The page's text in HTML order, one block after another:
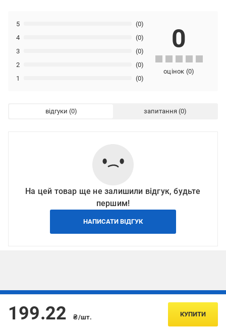
1 (0)
2 (0)
3 (0)
4 (0)
5 (0)
0
оцінок (0)
відгуки запитання
На цей товар ще не залишили відгук, будьте
першим!
НАПИСАТИ ВІДГУК
199.22 ₴/шт. КУПИТИ
Підписуйтесь, щоб дізнаватись першим про акції та пропозиції
ПІДПИСАТИСЯ